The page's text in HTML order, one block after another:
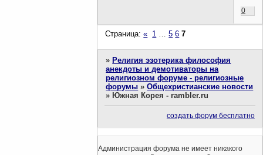
0
Страница:« 1 5 6 7
» Религия эзотерика философия
анекдоты и демотиваторы на
религиозном форуме - религиозные
форумы »Общехристианские новости
» Южная Корея - rambler.ru
создать форум бесплатно
Администрация форума не имеет никакого